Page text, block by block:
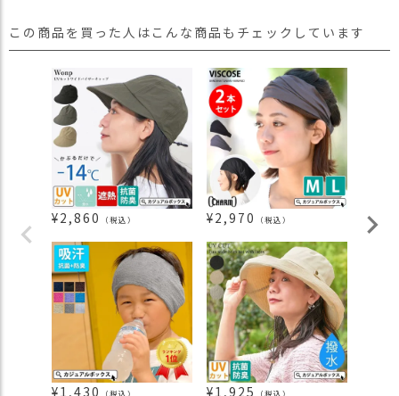
この商品を買った人はこんな商品もチェックしています
¥2,860 （税込） ¥2,970 （税込） ¥
¥1,430 （税込） ¥1,925 （税込）